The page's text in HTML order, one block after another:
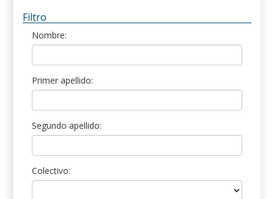
Filtro
Nombre:
Primer apellido:
Segundo apellido:
Colectivo: